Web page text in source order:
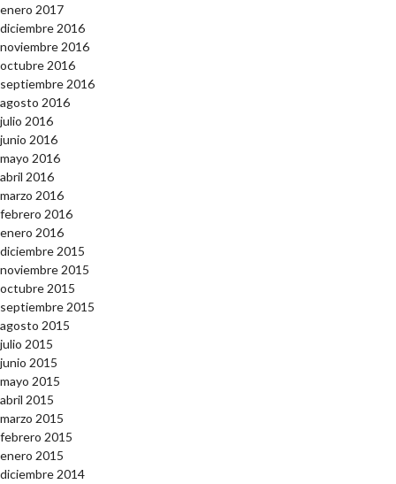
enero 2017
diciembre 2016
noviembre 2016
octubre 2016
septiembre 2016
agosto 2016
julio 2016
junio 2016
mayo 2016
abril 2016
marzo 2016
febrero 2016
enero 2016
diciembre 2015
noviembre 2015
octubre 2015
septiembre 2015
agosto 2015
julio 2015
junio 2015
mayo 2015
abril 2015
marzo 2015
febrero 2015
enero 2015
diciembre 2014